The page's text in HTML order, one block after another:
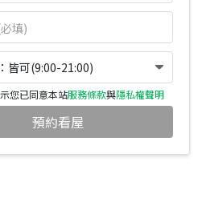
皆可(9:00-21:00)
您已同意本站服務條款與隱私權聲明
預約看屋